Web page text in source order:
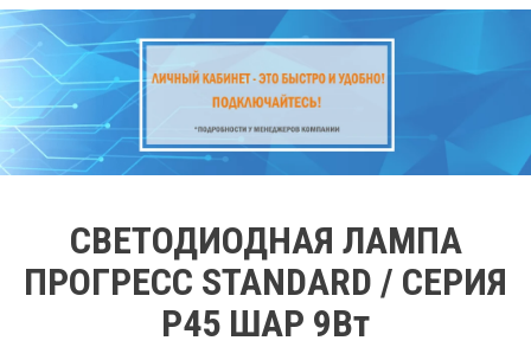
СВЕТОДИОДНАЯ ЛАМПА
ПРОГРЕСС STANDARD / СЕРИЯ
Р45 ШАР 9Вт